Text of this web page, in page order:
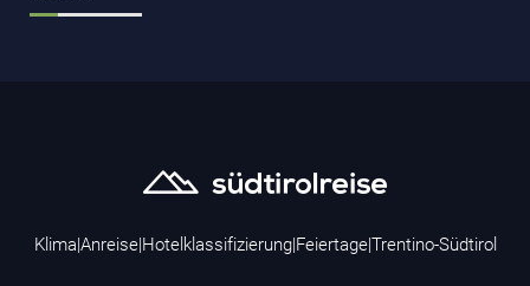
Klima|Anreise|Hotelklassifizierung|Feiertage|Trentino-Südtirol